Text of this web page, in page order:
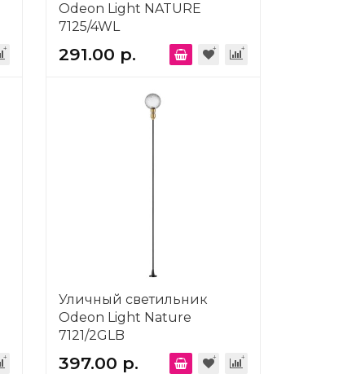
Odeon Light NATURE
7125/4WL
291.00 р.
Уличный светильник
Odeon Light Nature
7121/2GLB
397.00 р.